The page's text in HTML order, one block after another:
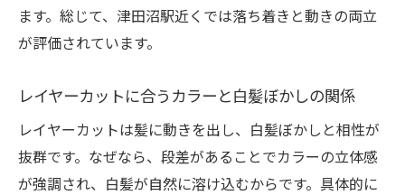
ます。総じて、津田沼駅近くでは落ち着きと動きの両立
が評価されています。
レイヤーカットに合うカラーと白髪ぼかしの関係
レイヤーカットは髪に動きを出し、白髪ぼかしと相性が
抜群です。なぜなら、段差があることでカラーの立体感
が強調され、白髪が自然に溶け込むからです。具体的に